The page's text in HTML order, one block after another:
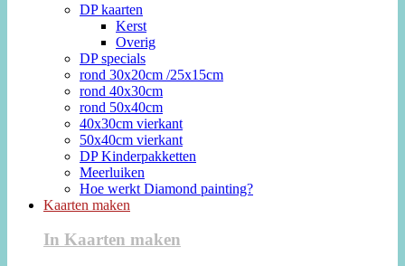
DP kaarten
Kerst
Overig
DP specials
rond 30x20cm /25x15cm
rond 40x30cm
rond 50x40cm
40x30cm vierkant
50x40cm vierkant
DP Kinderpakketten
Meerluiken
Hoe werkt Diamond painting?
Kaarten maken
In Kaarten maken